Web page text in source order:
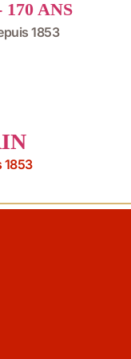
ANS
1853
1853